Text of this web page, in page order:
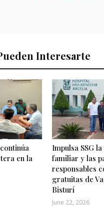
Interesarte
en la
Impulsa SSG
familiar y las
responsables
gratuitas de
Bisturí
June 22, 2026